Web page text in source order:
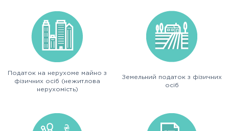
Податок на нерухоме майно з
фізичних осіб (нежитлова
нерухомість)
Земельний податок з фізичних
осіб